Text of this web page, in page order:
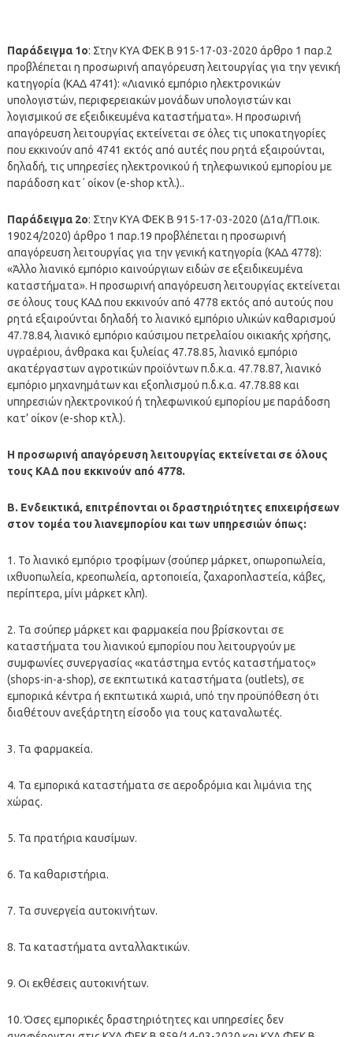
Παράδειγμα 1ο: Στην ΚΥΑ ΦΕΚ Β 915-17-03-2020 άρθρο 1 παρ.2
προβλέπεται η προσωρινή απαγόρευση λειτουργίας για την γενική
κατηγορία (ΚΑΔ 4741): «Λιανικό εμπόριο ηλεκτρονικών
υπολογιστών, περιφερειακών μονάδων υπολογιστών και
λογισμικού σε εξειδικευμένα καταστήματα». Η προσωρινή
απαγόρευση λειτουργίας εκτείνεται σε όλες τις υποκατηγορίες
που εκκινούν από 4741 εκτός από αυτές που ρητά εξαιρούνται,
δηλαδή, τις υπηρεσίες ηλεκτρονικού ή τηλεφωνικού εμπορίου με
παράδοση κατ΄ οίκον (e-shop κτλ.)..
Παράδειγμα 2ο: Στην ΚΥΑ ΦΕΚ Β 915-17-03-2020 (Δ1α/ΓΠ.οικ.
19024/2020) άρθρο 1 παρ.19 προβλέπεται η προσωρινή
απαγόρευση λειτουργίας για την γενική κατηγορία (ΚΑΔ 4778):
«Άλλο λιανικό εμπόριο καινούργιων ειδών σε εξειδικευμένα
καταστήματα». Η προσωρινή απαγόρευση λειτουργίας εκτείνεται
σε όλους τους ΚΑΔ που εκκινούν από 4778 εκτός από αυτούς που
ρητά εξαιρούνται δηλαδή το λιανικό εμπόριο υλικών καθαρισμού
47.78.84, λιανικό εμπόριο καύσιμου πετρελαίου οικιακής χρήσης,
υγραέριου, άνθρακα και ξυλείας 47.78.85, λιανικό εμπόριο
ακατέργαστων αγροτικών προϊόντων π.δ.κ.α. 47.78.87, λιανικό
εμπόριο μηχανημάτων και εξοπλισμού π.δ.κ.α. 47.78.88 και
υπηρεσιών ηλεκτρονικού ή τηλεφωνικού εμπορίου με παράδοση
κατ’ οίκον (e-shop κτλ.).
Η προσωρινή απαγόρευση λειτουργίας εκτείνεται σε όλους
τους ΚΑΔ που εκκινούν από 4778.
B. Ενδεικτικά, επιτρέπονται οι δραστηριότητες επιχειρήσεων
στον τομέα του λιανεμπορίου και των υπηρεσιών όπως:
1. Το λιανικό εμπόριο τροφίμων (σούπερ μάρκετ, οπωροπωλεία,
ιχθυοπωλεία, κρεοπωλεία, αρτοποιεία, ζαχαροπλαστεία, κάβες,
περίπτερα, μίνι μάρκετ κλπ).
2. Τα σούπερ μάρκετ και φαρμακεία που βρίσκονται σε
καταστήματα του λιανικού εμπορίου που λειτουργούν με
συμφωνίες συνεργασίας «κατάστημα εντός καταστήματος»
(shops-in-a-shop), σε εκπτωτικά καταστήματα (outlets), σε
εμπορικά κέντρα ή εκπτωτικά χωριά, υπό την προϋπόθεση ότι
διαθέτουν ανεξάρτητη είσοδο για τους καταναλωτές.
3. Τα φαρμακεία.
4. Τα εμπορικά καταστήματα σε αεροδρόμια και λιμάνια της
χώρας.
5. Τα πρατήρια καυσίμων.
6. Τα καθαριστήρια.
7. Τα συνεργεία αυτοκινήτων.
8. Τα καταστήματα ανταλλακτικών.
9. Οι εκθέσεις αυτοκινήτων.
10. Όσες εμπορικές δραστηριότητες και υπηρεσίες δεν